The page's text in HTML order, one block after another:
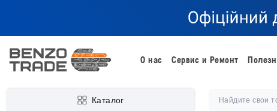
О нас Сервис и Ремонт
Каталог